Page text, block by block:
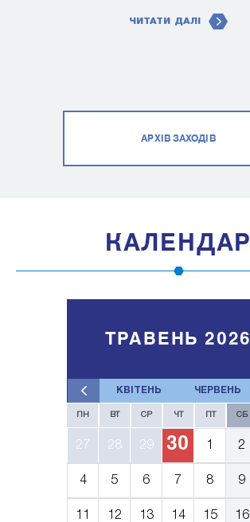
ЧИТАТИ ДАЛІ
АРХІВ ЗАХОДІВ
КАЛЕНДАР
КВІТЕНЬ ЧЕРВЕНЬ
ТРАВЕНЬ 2026
ПН ВТ СР ЧТ ПТ СБ
27 28 29 30 1 2
4 5 6 7 8 9
11 12 13 14 15 16